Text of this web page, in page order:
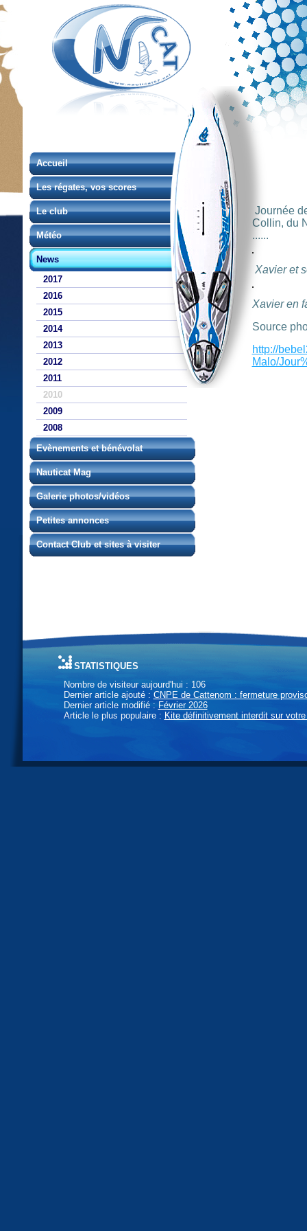
Accueil
Les régates, vos scores
Le club
Météo
News
2017
2016
2015
2014
2013
2012
2011
2010
2009
2008
Evènements et bénévolat
Nauticat Mag
Galerie photos/vidéos
Petites annonces
Contact Club et sites à visiter
Journée
Collin, du
......
Xavier et
Xavier en
Source
http://
Malo/
statistiques
Nombre de visiteur aujourd'hui : 106
Dernier article ajouté : CNPE de Cattenom : fermeture
Dernier article modifié : Février 2026
Article le plus populaire : Kite définitivement interdit sur